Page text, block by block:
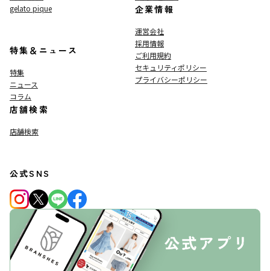
gelato pique
特集＆ニュース
特集
ニュース
コラム
店舗検索
店舗検索
企業情報
運営会社
採用情報
ご利用規約
セキュリティポリシー
プライバシーポリシー
公式SNS